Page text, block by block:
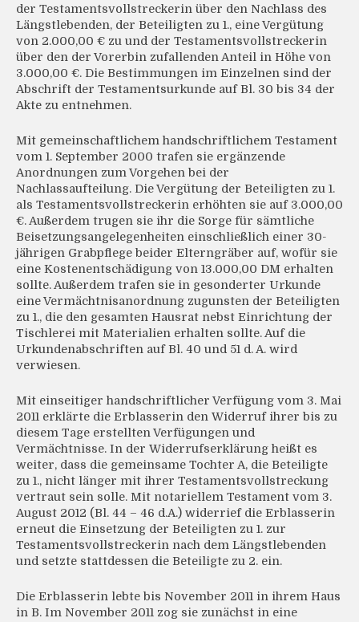
der Testamentsvollstreckerin über den Nachlass des
Längstlebenden, der Beteiligten zu 1., eine Vergütung
von 2.000,00 € zu und der Testamentsvollstreckerin
über den der Vorerbin zufallenden Anteil in Höhe von
3.000,00 €. Die Bestimmungen im Einzelnen sind der
Abschrift der Testamentsurkunde auf Bl. 30 bis 34 der
Akte zu entnehmen.
Mit gemeinschaftlichem handschriftlichem Testament
vom 1. September 2000 trafen sie ergänzende
Anordnungen zum Vorgehen bei der
Nachlassaufteilung. Die Vergütung der Beteiligten zu 1.
als Testamentsvollstreckerin erhöhten sie auf 3.000,00
€. Außerdem trugen sie ihr die Sorge für sämtliche
Beisetzungsangelegenheiten einschließlich einer 30-
jährigen Grabpflege beider Elterngräber auf, wofür sie
eine Kostenentschädigung von 13.000,00 DM erhalten
sollte. Außerdem trafen sie in gesonderter Urkunde
eine Vermächtnisanordnung zugunsten der Beteiligten
zu 1., die den gesamten Hausrat nebst Einrichtung der
Tischlerei mit Materialien erhalten sollte. Auf die
Urkundenabschriften auf Bl. 40 und 51 d. A. wird
verwiesen.
Mit einseitiger handschriftlicher Verfügung vom 3. Mai
2011 erklärte die Erblasserin den Widerruf ihrer bis zu
diesem Tage erstellten Verfügungen und
Vermächtnisse. In der Widerrufserklärung heißt es
weiter, dass die gemeinsame Tochter A, die Beteiligte
zu 1., nicht länger mit ihrer Testamentsvollstreckung
vertraut sein solle. Mit notariellem Testament vom 3.
August 2012 (Bl. 44 – 46 d.A.) widerrief die Erblasserin
erneut die Einsetzung der Beteiligten zu 1. zur
Testamentsvollstreckerin nach dem Längstlebenden
und setzte stattdessen die Beteiligte zu 2. ein.
Die Erblasserin lebte bis November 2011 in ihrem Haus
in B. Im November 2011 zog sie zunächst in eine